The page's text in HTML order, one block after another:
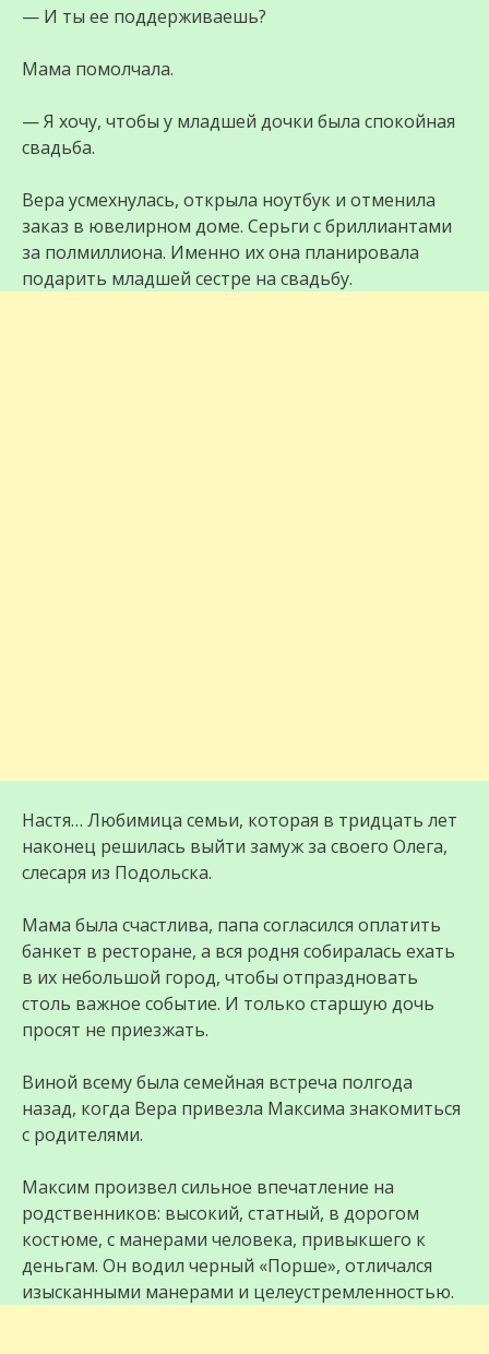
— И ты ее поддерживаешь?
Мама помолчала.
— Я хочу, чтобы у младшей дочки была спокойная
свадьба.
Вера усмехнулась, открыла ноутбук и отменила
заказ в ювелирном доме. Серьги с бриллиантами
за полмиллиона. Именно их она планировала
подарить младшей сестре на свадьбу.
Настя… Любимица семьи, которая в тридцать лет
наконец решилась выйти замуж за своего Олега,
слесаря из Подольска.
Мама была счастлива, папа согласился оплатить
банкет в ресторане, а вся родня собиралась ехать
в их небольшой город, чтобы отпраздновать
столь важное событие. И только старшую дочь
просят не приезжать.
Виной всему была семейная встреча полгода
назад, когда Вера привезла Максима знакомиться
с родителями.
Максим произвел сильное впечатление на
родственников: высокий, статный, в дорогом
костюме, с манерами человека, привыкшего к
деньгам. Он водил черный «Порше», отличался
изысканными манерами и целеустремленностью.